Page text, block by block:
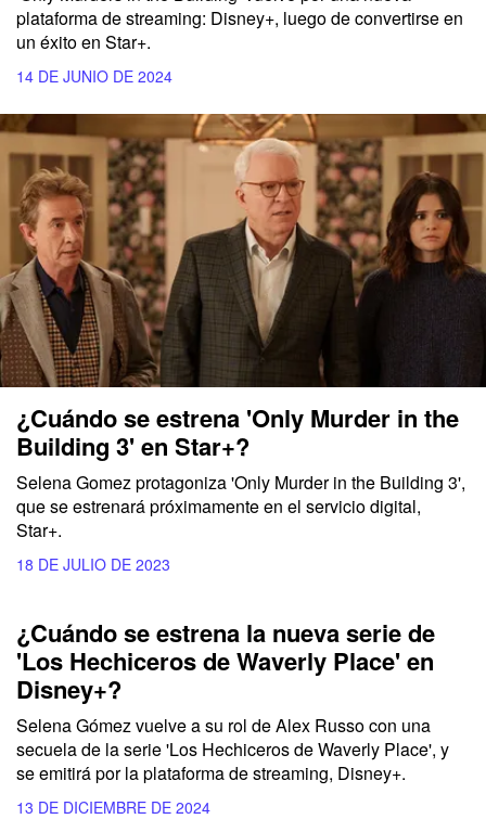
plataforma de streaming: Disney+, luego de convertirse en
un éxito en Star+.
14 DE JUNIO DE 2024
¿Cuándo se estrena 'Only Murder in the
Building 3' en Star+?
Selena Gomez protagoniza 'Only Murder in the Building 3',
que se estrenará próximamente en el servicio digital,
Star+.
18 DE JULIO DE 2023
¿Cuándo se estrena la nueva serie de
'Los Hechiceros de Waverly Place' en
Disney+?
Selena Gómezvuelve a su rol deAlex Russocon una
secuela de la serie'Los Hechiceros de Waverly Place', y
se emitirá por la plataforma de streaming, Disney+.
13 DE DICIEMBRE DE 2024